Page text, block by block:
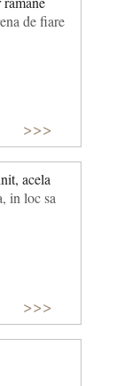
de fiare
>>>
acela
in loc sa
>>>